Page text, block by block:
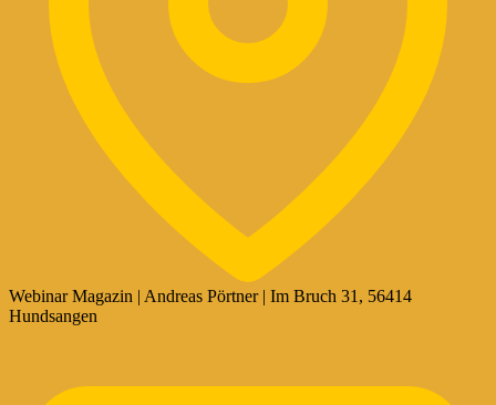
Webinar Magazin | Andreas Pörtner | Im Bruch 31, 56414
Hundsangen